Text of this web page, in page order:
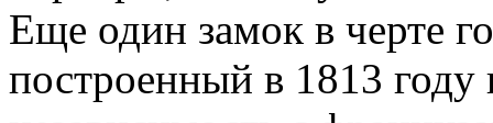
Еще один замок в черте
построенный в 1813 году